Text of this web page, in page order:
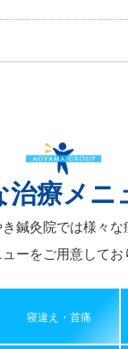
治療メニ
鍼灸院では様々な
ーをご用意してお
寝違え・首痛